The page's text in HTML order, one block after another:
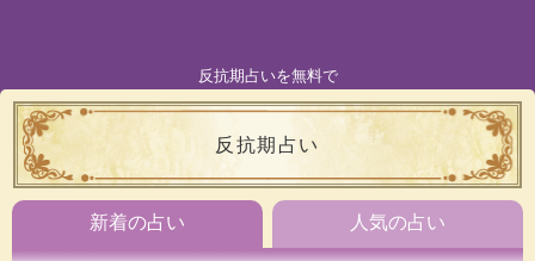
反抗期占いを無料で
反抗期占い
新着の占い 人気の占い